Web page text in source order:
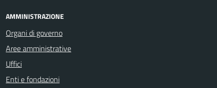
AMMINISTRAZIONE
Organi di governo
Aree amministrative
Uffici
Enti e fondazioni